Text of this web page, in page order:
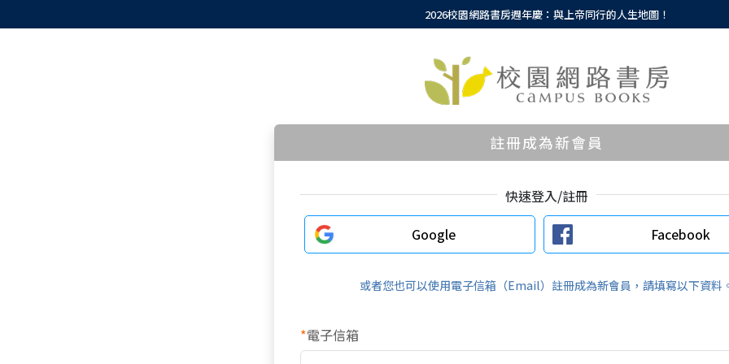
2026校園網路書房週年慶：與上帝同行的人生地圖！
註冊成為新會員
快速登入/註冊
Google
Facebook
或者您也可以使用電子信箱（Email）註冊成為新會員，請填寫以下資料
*電子信箱